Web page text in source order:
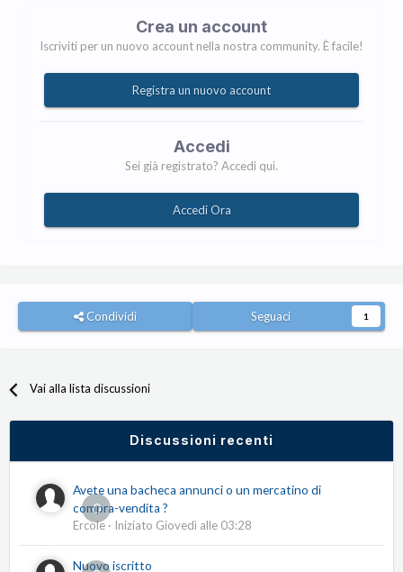
Crea un account
Iscriviti per un nuovo account nella nostra community. È facile!
Registra un nuovo account
Accedi
Sei già registrato? Accedi qui.
Accedi Ora
Condividi Seguaci 1
Vai alla lista discussioni
Discussioni recenti
0
Avete una bacheca annunci o un mercatino di
compra-vendita ?
Ercole · Iniziato Giovedì alle 03:28
Nuovo iscritto